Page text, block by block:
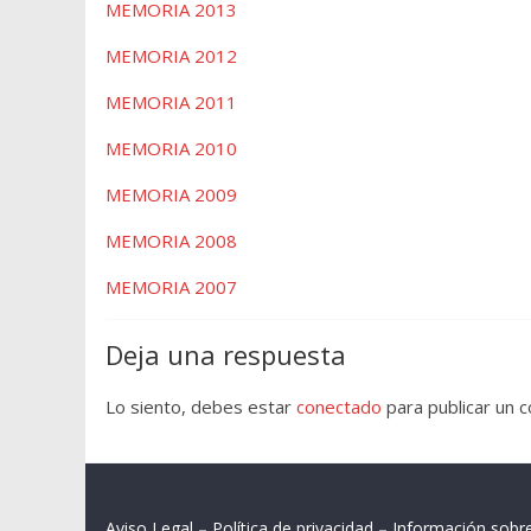
MEMORIA 2013
MEMORIA 2012
MEMORIA 2011
MEMORIA 2010
MEMORIA 2009
MEMORIA 2008
MEMORIA 2007
Deja una respuesta
Lo siento, debes estar conectado para publicar un